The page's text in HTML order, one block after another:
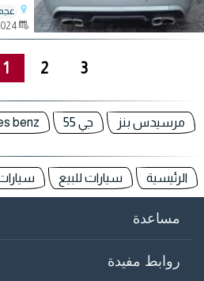
1 2 3
مرسيدس بنز جي 55 benz
الرئيسية سيارات للبيع
مساعدة
روابط مفيدة